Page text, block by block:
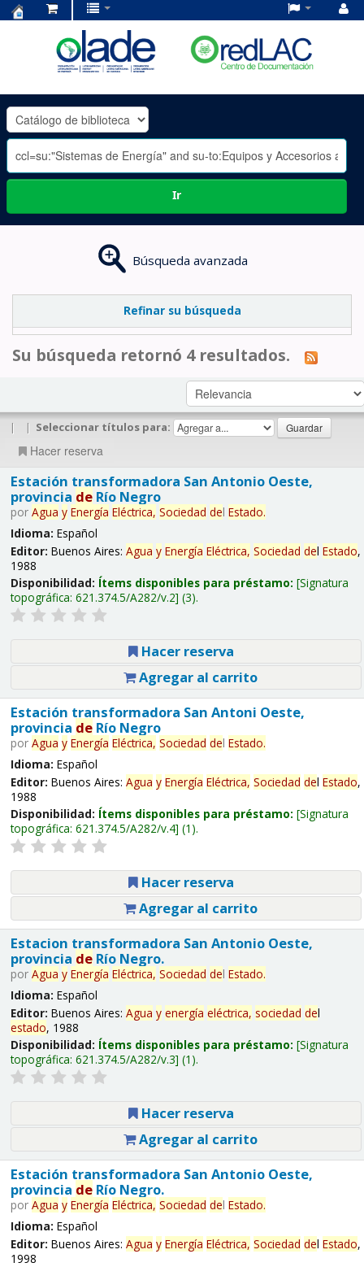
OLADE
-
Ir
Búsqueda avanzada
Refinar su búsqueda
Su búsqueda retornó 4 resultados.
| | Seleccionar títulos para:
Hacer reserva
Estación transformadora San Antonio Oeste,
provincia deRío Negro
por Agua y Energía Eléctrica, Sociedad del Estado.
Idioma: Español
Editor: Buenos Aires: Agua y Energía Eléctrica, Sociedad del Estado,
1988
Disponibilidad: Ítems disponibles para préstamo: Signatura
topográfica: 621.374.5/A282/v.2 (3).
Hacer reserva
Agregar al carrito
Estación transformadora San Antoni Oeste,
provincia deRío Negro
por Agua y Energía Eléctrica, Sociedad del Estado.
Idioma: Español
Editor: Buenos Aires: Agua y Energía Eléctrica, Sociedad del Estado,
1988
Disponibilidad: Ítems disponibles para préstamo: Signatura
topográfica: 621.374.5/A282/v.4 (1).
Hacer reserva
Agregar al carrito
Estacion transformadora San Antonio Oeste,
provincia deRío Negro.
por Agua y Energía Eléctrica, Sociedad del Estado.
Idioma: Español
Editor: Buenos Aires: Agua y energía eléctrica, sociedad del
estado, 1988
Disponibilidad: Ítems disponibles para préstamo: Signatura
topográfica: 621.374.5/A282/v.3 (1).
Hacer reserva
Agregar al carrito
Estación transformadora San Antonio Oeste,
provincia deRío Negro.
por Agua y Energía Eléctrica, Sociedad del Estado.
Idioma: Español
Editor: Buenos Aires: Agua y Energía Eléctrica, Sociedad del Estado,
1998